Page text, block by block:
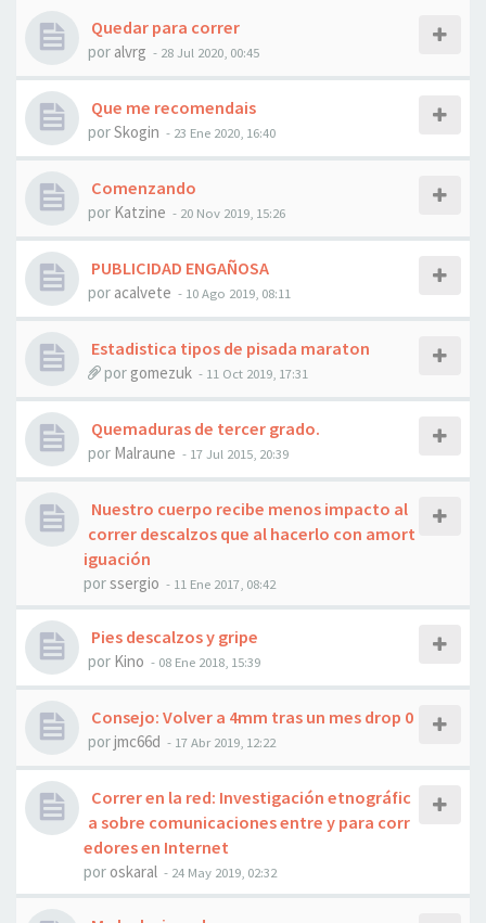
Quedar para correr
por alvrg - 28 Jul 2020, 00:45
Que me recomendais
porSkogin - 23 Ene 2020, 16:40
Comenzando
por Katzine - 20 Nov 2019, 15:26
PUBLICIDAD ENGAÑOSA
por acalvete - 10 Ago 2019, 08:11
Estadistica tipos de pisada maraton
por gomezuk - 11 Oct 2019, 17:31
Quemaduras de tercer grado.
por Malraune - 17 Jul 2015, 20:39
Nuestro cuerpo recibe menos impacto al
correr descalzos que al hacerlo con amort
iguación
porssergio - 11 Ene 2017, 08:42
Pies descalzos y gripe
por Kino - 08 Ene 2018, 15:39
Consejo: Volver a 4mm tras un mes drop 0
porjmc66d - 17 Abr 2019, 12:22
Correr en la red: Investigación etnográfic
a sobre comunicaciones entre y para corr
edores en Internet
por oskaral - 24 May 2019, 02:32